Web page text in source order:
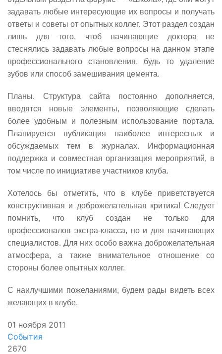
задавать любые интересующие их вопросы и получать
ответы и советы от опытных коллег. Этот раздел создан
лишь для того, чтоб начинающие доктора не
стеснялись задавать любые вопросы на данном этапе
профессионального становления, будь то удаление
зубов или способ замешивания цемента.
Планы. Структура сайта постоянно дополняется,
вводятся новые элементы, позволяющие сделать
более удобным и полезным использование портала.
Планируется публикация наиболее интересных и
обсуждаемых тем в журналах. Информационная
поддержка и совместная организация мероприятий, в
том числе по инициативе участников клуба.
Хотелось бы отметить, что в клубе приветствуется
конструктивная и доброжелательная критика! Следует
помнить, что клуб создан не только для
профессионалов экстра-класса, но и для начинающих
специалистов. Для них особо важна доброжелательная
атмосфера, а также внимательное отношение со
стороны более опытных коллег.
С наилучшими пожеланиями, будем рады видеть всех
желающих в клубе.
01 ноября 2011
События
2670